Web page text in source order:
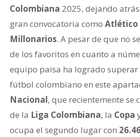
Colombiana 2025, dejando
gran convocatoria como Atlético
Millonarios. A pesar de que no
de los favoritos en cuanto a
equipo paisa ha logrado superar
fútbol colombiano en este
Nacional, que recientemente se
de la Liga Colombiana, la Copa
ocupa el segundo lugar con